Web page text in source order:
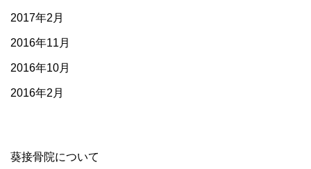
2017年2月
2016年11月
2016年10月
2016年2月
葵接骨院について